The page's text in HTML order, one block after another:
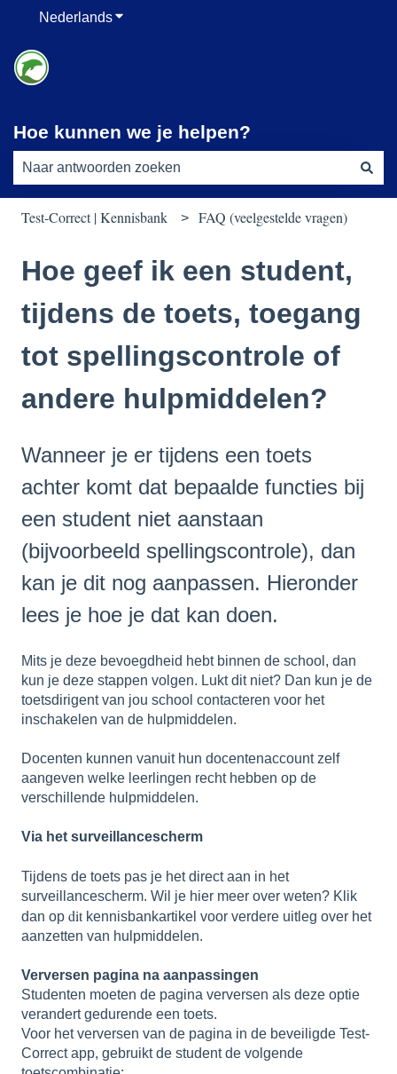
NederlandsSubmenu tonen voor vertalingen
Hoe kunnen we je helpen?
Test-Correct | Kennisbank FAQ (veelgestelde vragen)
Hoe geef ik een student,
tijdens de toets, toegang
tot spellingscontrole of
andere hulpmiddelen?
Wanneer je er tijdens een toets
achter komt dat bepaalde functies bij
een student niet aanstaan
(bijvoorbeeld spellingscontrole), dan
kan je dit nog aanpassen. Hieronder
lees je hoe je dat kan doen.
Mits je deze bevoegdheid hebt binnen de school, dan
kun je deze stappen volgen. Lukt dit niet? Dan kun je de
toetsdirigent van jou school contacteren voor het
inschakelen van de hulpmiddelen.
Docenten kunnen vanuit hun docentenaccount zelf
aangeven welke leerlingen recht hebben op de
verschillende hulpmiddelen.
Via het surveillancescherm
Tijdens de toets pas je het direct aan in het
surveillancescherm. Wil je hier meer over weten? Klik
dan op ditkennisbankartikel voor verdere uitleg over het
aanzetten van hulpmiddelen.
Verversen pagina na aanpassingen
Studenten moeten de pagina verversen als deze optie
verandert gedurende een toets.
Voor het verversen van de pagina in de beveiligde Test-
Correct app, gebruikt de student de volgende